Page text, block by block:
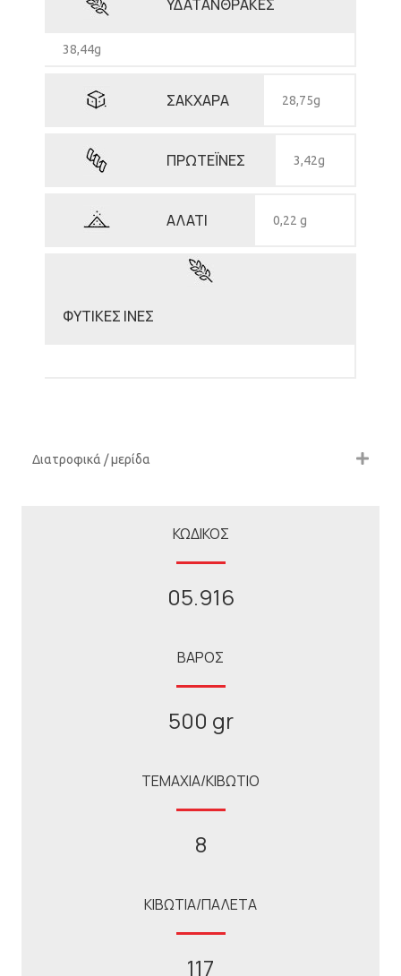
ΥΔΑΤΑΝΘΡΑΚΕΣ
38,44g
ΣΑΚΧΑΡΑ 28,75g
ΠΡΩΤΕΪΝΕΣ 3,42g
ΑΛΑΤΙ 0,22 g
ΦΥΤΙΚΕΣ ΙΝΕΣ
Διατροφικά / μερίδα
ΚΩΔΙΚΟΣ
05.916
ΒΑΡΟΣ
500 gr
ΤΕΜΑΧΙΑ/ΚΙΒΩΤΙΟ
8
ΚΙΒΩΤΙΑ/ΠΑΛΕΤΑ
117